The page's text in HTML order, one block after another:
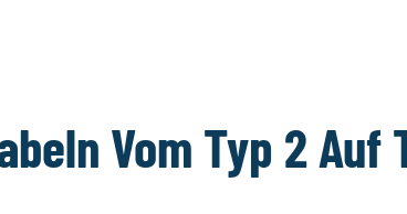
Vom Typ 2 Auf